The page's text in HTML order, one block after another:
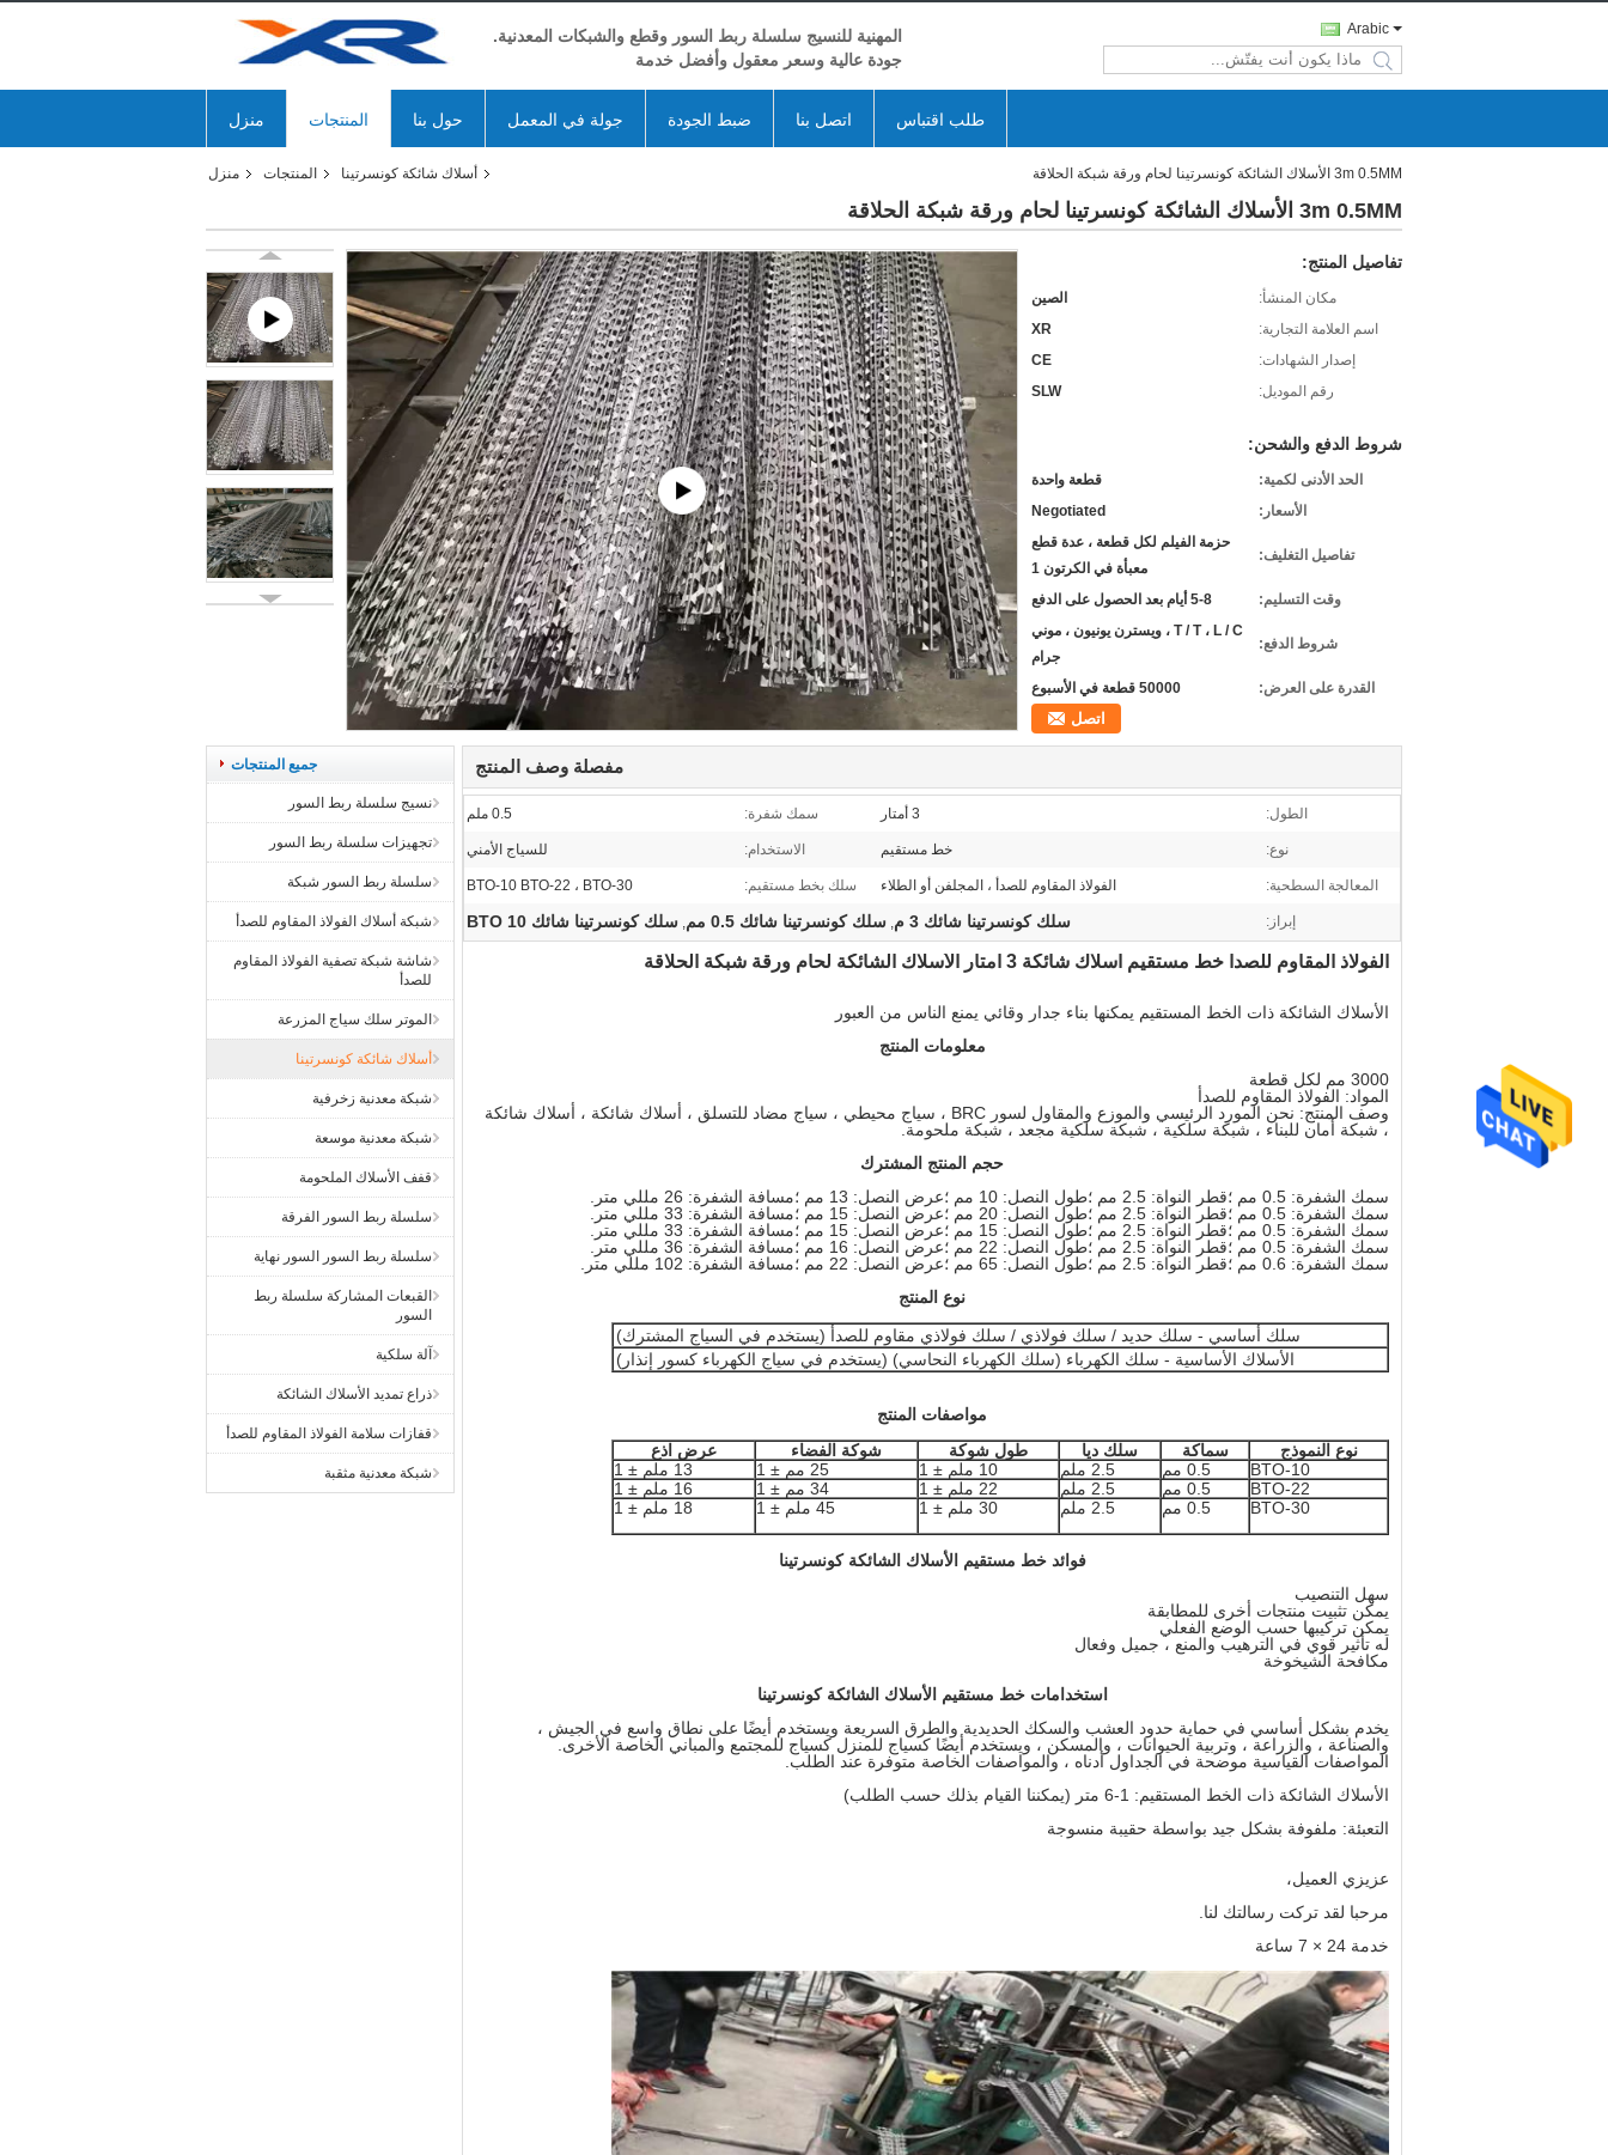
المهنية للنسيج سلسلة ربط السور وقطع والشبكات المعدنية.
جودة عالية وسعر معقول وأفضل خدمة
Arabic
search
منزل المنتجات حول بنا جولة في المعمل ضبط الجودة اتصل بنا طلب اقتباس
منزل المنتجات أسلاك شائكة كونسرتينا 3m 0.5MM الأسلاك الشائكة كونسرتينا لحام ورقة شبكة الحلاقة
3m 0.5MM الأسلاك الشائكة كونسرتينا لحام ورقة شبكة الحلاقة
تفاصيل المنتج:
مكان المنشأ:
الصين
اسم العلامة التجارية:
XR
إصدار الشهادات:
CE
رقم الموديل:
SLW
شروط الدفع والشحن:
الحد الأدنى لكمية:
قطعة واحدة
الأسعار:
Negotiated
تفاصيل التغليف:
حزمة الفيلم لكل قطعة ، عدة قطع
معبأة في الكرتون 1
وقت التسليم:
5-8 أيام بعد الحصول على الدفع
شروط الدفع:
T / T ، L / C ، ويسترن يونيون ، موني
جرام
القدرة على العرض:
50000 قطعة في الأسبوع
اتصل
جميع المنتجات
نسيج سلسلة ربط السور
تجهيزات سلسلة ربط السور
سلسلة ربط السور شبكة
شبكة أسلاك الفولاذ المقاوم للصدأ
شاشة شبكة تصفية الفولاذ المقاوم
للصدأ
الموتر سلك سياج المزرعة
أسلاك شائكة كونسرتينا
شبكة معدنية زخرفية
شبكة معدنية موسعة
قفف الأسلاك الملحومة
سلسلة ربط السور الفرقة
سلسلة ربط السور السور نهاية
القبعات المشاركة سلسلة ربط
السور
آلة سلكية
ذراع تمديد الأسلاك الشائكة
قفازات سلامة الفولاذ المقاوم للصدأ
شبكة معدنية مثقبة
مفصلة وصف المنتج
الطول: 3 أمتار سمك شفرة: 0.5 ملم
نوع: خط مستقيم الاستخدام: للسياج الأمني
المعالجة السطحية: الفولاذ المقاوم للصدأ ، المجلفن أو الطلاء سلك بخط مستقيم: BTO-10 BTO-22 ، BTO-30
إبراز: سلك كونسرتينا شائك 3 م , سلك كونسرتينا شائك 0.5 مم , سلك كونسرتينا شائك BTO 10
الفولاذ المقاوم للصدأ خط مستقيم أسلاك شائكة 3 أمتار الأسلاك الشائكة لحام ورقة شبكة الحلاقة
الأسلاك الشائكة ذات الخط المستقيم يمكنها بناء جدار وقائي يمنع الناس من العبور
معلومات المنتج
3000 مم لكل قطعة
المواد: الفولاذ المقاوم للصدأ
وصف المنتج: نحن المورد الرئيسي والموزع والمقاول لسور BRC ، سياج محيطي ، سياج مضاد للتسلق ، أسلاك شائكة ، أسلاك شائكة
، شبكة أمان للبناء ، شبكة سلكية ، شبكة سلكية مجعد ، شبكة ملحومة.
حجم المنتج المشترك
سمك الشفرة: 0.5 مم ؛قطر النواة: 2.5 مم ؛طول النصل: 10 مم ؛عرض النصل: 13 مم ؛مسافة الشفرة: 26 مللي متر.
سمك الشفرة: 0.5 مم ؛قطر النواة: 2.5 مم ؛طول النصل: 20 مم ؛عرض النصل: 15 مم ؛مسافة الشفرة: 33 مللي متر.
سمك الشفرة: 0.5 مم ؛قطر النواة: 2.5 مم ؛طول النصل: 15 مم ؛عرض النصل: 15 مم ؛مسافة الشفرة: 33 مللي متر.
سمك الشفرة: 0.5 مم ؛قطر النواة: 2.5 مم ؛طول النصل: 22 مم ؛عرض النصل: 16 مم ؛مسافة الشفرة: 36 مللي متر.
سمك الشفرة: 0.6 مم ؛قطر النواة: 2.5 مم ؛طول النصل: 65 مم ؛عرض النصل: 22 مم ؛مسافة الشفرة: 102 مللي متر.
نوع المنتج
سلك أساسي - سلك حديد / سلك فولاذي / سلك فولاذي مقاوم للصدأ (يستخدم في السياج المشترك)
الأسلاك الأساسية - سلك الكهرباء (سلك الكهرباء النحاسي) (يستخدم في سياج الكهرباء كسور إنذار)
مواصفات المنتج
نوع النموذج
سماكة سلك ديا طول شوكة شوكة الفضاء
عرض اذع
BTO-10
0.5 مم 2.5 ملم 10 ملم ± 1 25 مم ± 1
13 ملم ± 1
BTO-22
0.5 مم 2.5 ملم 22 ملم ± 1 34 مم ± 1
16 ملم ± 1
BTO-30
0.5 مم 2.5 ملم 30 ملم ± 1 45 ملم ± 1 18 ملم ± 1
فوائد خط مستقيم الأسلاك الشائكة كونسرتينا
سهل التنصيب
يمكن تثبيت منتجات أخرى للمطابقة
يمكن تركيبها حسب الوضع الفعلي
له تأثير قوي في الترهيب والمنع ، جميل وفعال
مكافحة الشيخوخة
استخدامات خط مستقيم الأسلاك الشائكة كونسرتينا
يخدم بشكل أساسي في حماية حدود العشب والسكك الحديدية والطرق السريعة ويستخدم أيضًا على نطاق واسع في الجيش ،
والصناعة ، والزراعة ، وتربية الحيوانات ، والمسكن ، ويستخدم أيضًا كسياج للمنزل كسياج للمجتمع والمباني الخاصة الأخرى.
المواصفات القياسية موضحة في الجداول أدناه ، والمواصفات الخاصة متوفرة عند الطلب.
الأسلاك الشائكة ذات الخط المستقيم: 1-6 متر (يمكننا القيام بذلك حسب الطلب)
التعبئة: ملفوفة بشكل جيد بواسطة حقيبة منسوجة
عزيزي العميل،
مرحبا لقد تركت رسالتك لنا.
خدمة 24 × 7 ساعة